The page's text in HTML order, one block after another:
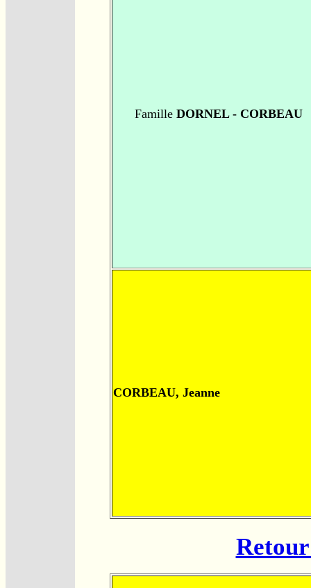
FamilleDORNEL - CORBEAU
CORBEAU, Jeanne